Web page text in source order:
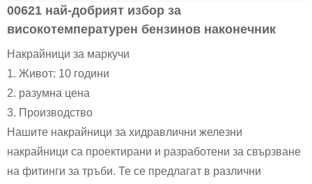
00621 най-добрият избор за
високотемпературен бензинов наконечник
Накрайници за маркучи
1. Живот: 10 години
2. разумна цена
3. Производство
Нашите накрайници за хидравлични железни
накрайници са проектирани и разработени за свързване
на фитинги за тръби. Те се предлагат в различни